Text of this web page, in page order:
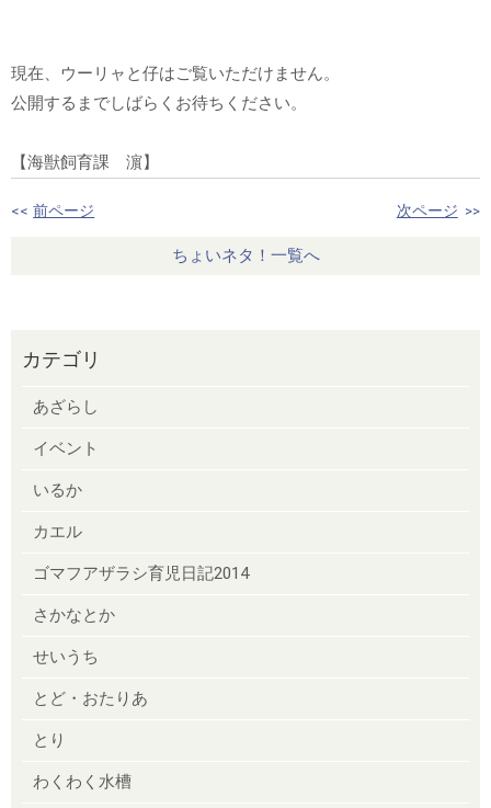
現在、ウーリャと仔はご覧いただけません。
公開するまでしばらくお待ちください。
【海獣飼育課 濵】
<< 前ページ 次ページ >>
ちょいネタ！一覧へ
カテゴリ
あざらし
イベント
いるか
カエル
ゴマフアザラシ育児日記2014
さかなとか
せいうち
とど・おたりあ
とり
わくわく水槽